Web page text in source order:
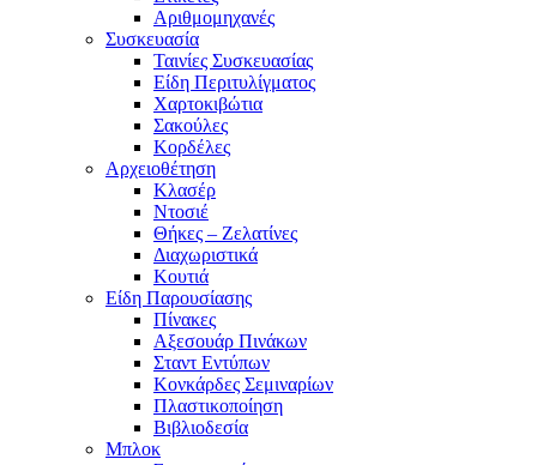
Αριθμομηχανές
Συσκευασία
Ταινίες Συσκευασίας
Είδη Περιτυλίγματος
Χαρτοκιβώτια
Σακούλες
Κορδέλες
Αρχειοθέτηση
Κλασέρ
Ντοσιέ
Θήκες – Ζελατίνες
Διαχωριστικά
Κουτιά
Είδη Παρουσίασης
Πίνακες
Αξεσουάρ Πινάκων
Σταντ Εντύπων
Κονκάρδες Σεμιναρίων
Πλαστικοποίηση
Βιβλιοδεσία
Μπλοκ